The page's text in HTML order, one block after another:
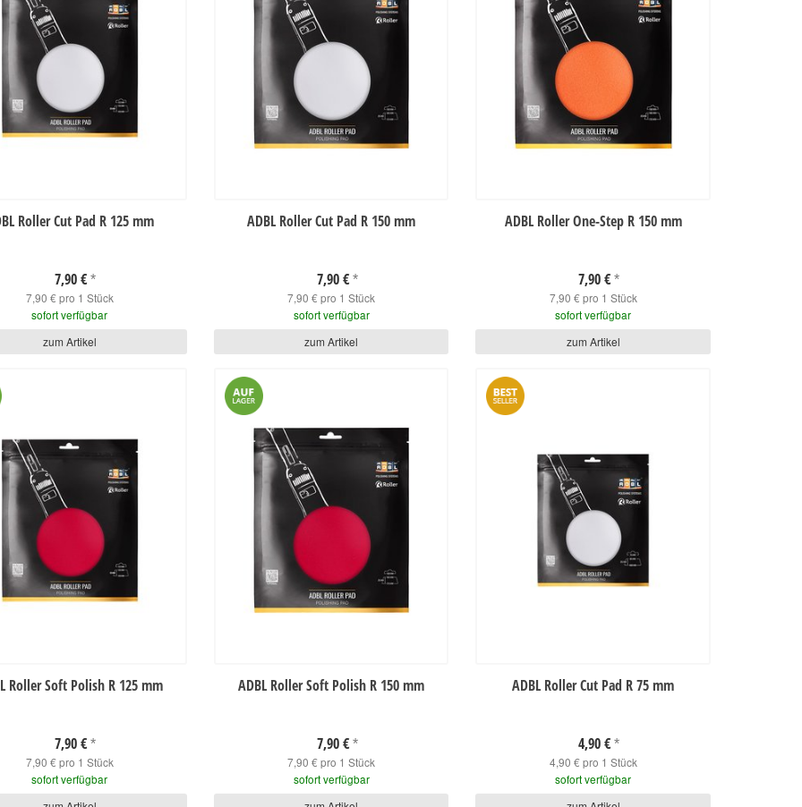
Roller Cut Pad R 125 mm
7,90 € *
7,90 € pro 1 Stück
sofort verfügbar
zum Artikel
ADBL Roller Cut Pad R 150 mm
7,90 € *
7,90 € pro 1 Stück
sofort verfügbar
zum Artikel
ADBL Roller One-Step R 150 mm
7,90 € *
7,90 € pro 1 Stück
sofort verfügbar
zum Artikel
Roller Soft Polish R 125 mm
7,90 € *
7,90 € pro 1 Stück
sofort verfügbar
ADBL Roller Soft Polish R 150 mm
7,90 € *
7,90 € pro 1 Stück
sofort verfügbar
ADBL Roller Cut Pad R 75 mm
4,90 € *
4,90 € pro 1 Stück
sofort verfügbar